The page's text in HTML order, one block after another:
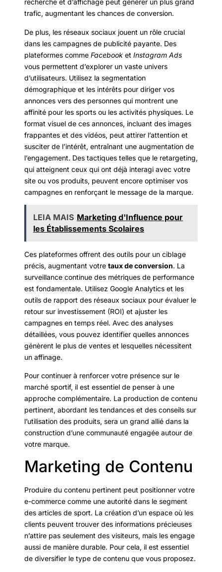
recherche et d’affichage peut générer un plus grand
trafic, augmentant les chances de conversion.
De plus, les réseaux sociaux jouent un rôle crucial
dans les campagnes de publicité payante. Des
plateformes comme Facebook et Instagram Ads
vous permettent d’explorer un vaste univers
d’utilisateurs. Utilisez la segmentation
démographique et les intérêts pour diriger vos
annonces vers des personnes qui montrent une
affinité pour les sports ou les activités physiques. Le
format visuel de ces annonces, incluant des images
frappantes et des vidéos, peut attirer l’attention et
susciter de l’intérêt, entraînant une augmentation de
l’engagement. Des tactiques telles que le retargeting,
qui atteignent ceux qui ont déjà interagi avec votre
site ou vos produits, peuvent encore optimiser vos
campagnes en renforçant le message de la marque.
LEIA MAIS Marketing d'Influence pour
les Établissements Scolaires
Ces plateformes offrent des outils pour un ciblage
précis, augmentant votre taux de conversion. La
surveillance continue des métriques de performance
est fondamentale. Utilisez Google Analytics et les
outils de rapport des réseaux sociaux pour évaluer le
retour sur investissement (ROI) et ajuster les
campagnes en temps réel. Avec des analyses
détaillées, vous pouvez identifier quelles annonces
génèrent le plus de ventes et lesquelles nécessitent
un affinage.
Pour continuer à renforcer votre présence sur le
marché sportif, il est essentiel de penser à une
approche complémentaire. La production de contenu
pertinent, abordant les tendances et des conseils sur
l’utilisation des produits, sera un grand allié dans la
construction d’une communauté engagée autour de
votre marque.
Marketing de Contenu
Produire du contenu pertinent peut positionner votre
e-commerce comme une autorité dans le segment
des articles de sport. La création d’un espace où les
clients peuvent trouver des informations précieuses
n’attire pas seulement des visiteurs, mais les engage
aussi de manière durable. Pour cela, il est essentiel
de diversifier le type de contenu que vous proposez.